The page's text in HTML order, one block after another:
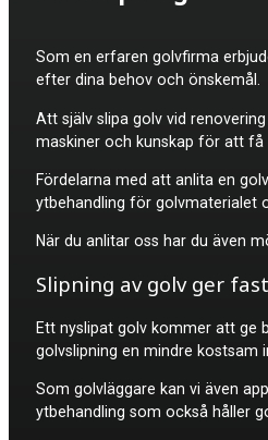
Som en erfaren golvfirma
efter dina behov och önskemål.
Att själv slipa golv vid
maskiner och kunskap för att
Fördelarna med att anlita en
ytbehandling för golvmaterialet
När du anlitar oss har du även
Slipning av golv ger
Ett nyslipat golv kommer att ge
golvslipning en mindre kostsam
Som golvläggare kan vi även
ytbehandling som också håller